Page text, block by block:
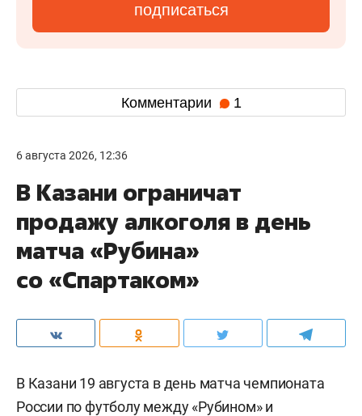
подписаться
Комментарии 1
6 августа 2026, 12:36
В Казани ограничат
продажу алкоголя в день
матча «Рубина»
со «Спартаком»
В Казани 19 августа в день матча чемпионата
России по футболу между «Рубином» и